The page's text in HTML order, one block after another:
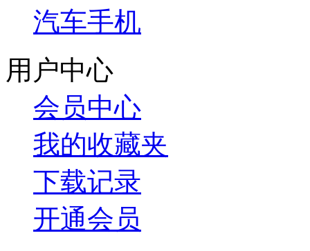
汽车手机
用户中心
会员中心
我的收藏夹
下载记录
开通会员